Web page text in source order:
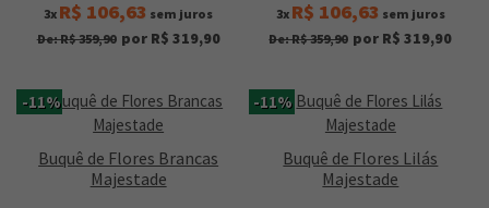
3x R$ 106,63 sem juros
De: R$ 359,90 por R$ 319,90
3x R$ 106,63 sem juros
De: R$ 359,90 por R$ 319,90
-11%
Buquê de Flores Brancas
Majestade
-11%
Buquê de Flores Lilás
Majestade